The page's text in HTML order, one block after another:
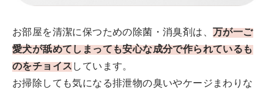
お部屋を清潔に保つための除菌・消臭剤は、 万が一ご
愛犬が舐めてしまっても安心な成分で作られているも
のをチョイス しています。
お掃除しても気になる排泄物の臭いやケージまわりな